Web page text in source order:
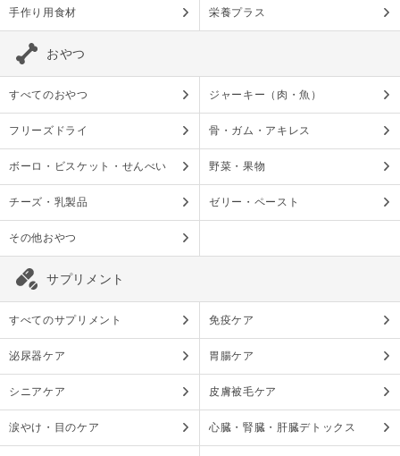
手作り用食材 栄養プラス
おやつ
すべてのおやつ ジャーキー（肉・魚）
フリーズドライ 骨・ガム・アキレス
ボーロ・ビスケット・せんべい 野菜・果物
チーズ・乳製品 ゼリー・ペースト
その他おやつ
サプリメント
すべてのサプリメント 免疫ケア
泌尿器ケア 胃腸ケア
シニアケア 皮膚被毛ケア
涙やけ・目のケア 心臓・腎臓・肝臓デトックス